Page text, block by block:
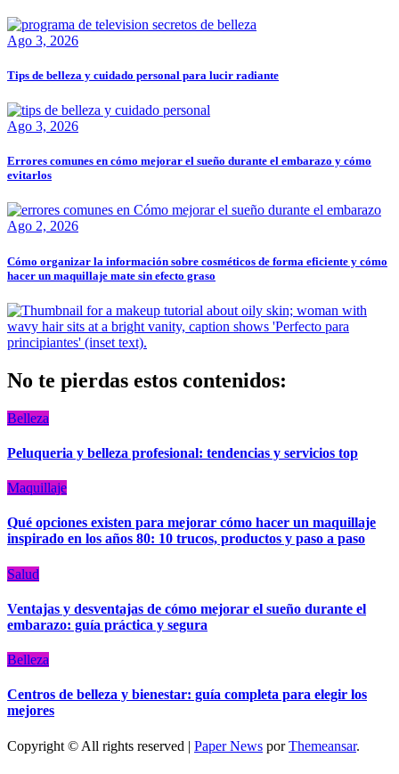
Ago 3, 2026
Tips de belleza y cuidado personal para lucir radiante
Ago 3, 2026
Errores comunes en cómo mejorar el sueño durante el embarazo y cómo
evitarlos
Ago 2, 2026
Cómo organizar la información sobre cosméticos de forma eficiente y cómo
hacer un maquillaje mate sin efecto graso
No te pierdas estos contenidos:
Belleza
Peluqueria y belleza profesional: tendencias y servicios top
Maquillaje
Qué opciones existen para mejorar cómo hacer un maquillaje
inspirado en los años 80: 10 trucos, productos y paso a paso
Salud
Ventajas y desventajas de cómo mejorar el sueño durante el
embarazo: guía práctica y segura
Belleza
Centros de belleza y bienestar: guía completa para elegir los
mejores
Copyright © All rights reserved | Paper News porThemeansar.